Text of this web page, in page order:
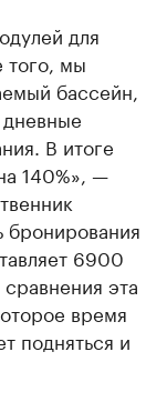
для
того, мы
бассейн,
В итоге
140%», —
бронирования
6900
эта
время
подняться и